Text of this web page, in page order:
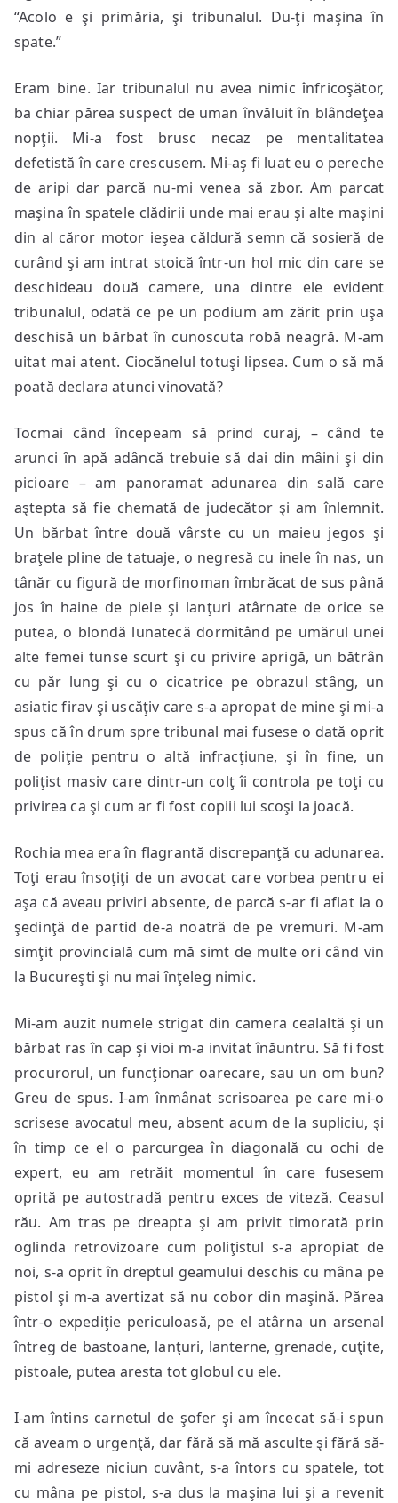
“Acolo e şi primăria, şi tribunalul. Du-ţi maşina în
spate.”
Eram bine. Iar tribunalul nu avea nimic înfricoşător,
ba chiar părea suspect de uman învăluit în blândeţea
nopţii. Mi-a fost brusc necaz pe mentalitatea
defetistă în care crescusem. Mi-aş fi luat eu o pereche
de aripi dar parcă nu-mi venea să zbor. Am parcat
maşina în spatele clădirii unde mai erau şi alte maşini
din al căror motor ieşea căldură semn că sosieră de
curând şi am intrat stoică într-un hol mic din care se
deschideau două camere, una dintre ele evident
tribunalul, odată ce pe un podium am zărit prin uşa
deschisă un bărbat în cunoscuta robă neagră. M-am
uitat mai atent. Ciocănelul totuşi lipsea. Cum o să mă
poată declara atunci vinovată?
Tocmai când începeam să prind curaj, – când te
arunci în apă adâncă trebuie să dai din mâini şi din
picioare – am panoramat adunarea din sală care
aştepta să fie chemată de judecător şi am înlemnit.
Un bărbat între două vârste cu un maieu jegos şi
braţele pline de tatuaje, o negresă cu inele în nas, un
tânăr cu figură de morfinoman îmbrăcat de sus până
jos în haine de piele şi lanţuri atârnate de orice se
putea, o blondă lunatecă dormitând pe umărul unei
alte femei tunse scurt şi cu privire aprigă, un bătrân
cu păr lung şi cu o cicatrice pe obrazul stâng, un
asiatic firav şi uscăţiv care s-a apropat de mine şi mi-a
spus că în drum spre tribunal mai fusese o dată oprit
de poliţie pentru o altă infracţiune, şi în fine, un
poliţist masiv care dintr-un colţ îi controla pe toţi cu
privirea ca şi cum ar fi fost copiii lui scoşi la joacă.
Rochia mea era în flagrantă discrepanţă cu adunarea.
Toţi erau însoţiţi de un avocat care vorbea pentru ei
aşa că aveau priviri absente, de parcă s-ar fi aflat la o
şedinţă de partid de-a noatră de pe vremuri. M-am
simţit provincială cum mă simt de multe ori când vin
la Bucureşti şi nu mai înţeleg nimic.
Mi-am auzit numele strigat din camera cealaltă şi un
bărbat ras în cap şi vioi m-a invitat înăuntru. Să fi fost
procurorul, un funcţionar oarecare, sau un om bun?
Greu de spus. I-am înmânat scrisoarea pe care mi-o
scrisese avocatul meu, absent acum de la supliciu, şi
în timp ce el o parcurgea în diagonală cu ochi de
expert, eu am retrăit momentul în care fusesem
oprită pe autostradă pentru exces de viteză. Ceasul
rău. Am tras pe dreapta şi am privit timorată prin
oglinda retrovizoare cum poliţistul s-a apropiat de
noi, s-a oprit în dreptul geamului deschis cu mâna pe
pistol şi m-a avertizat să nu cobor din maşină. Părea
într-o expediţie periculoasă, pe el atârna un arsenal
întreg de bastoane, lanţuri, lanterne, grenade, cuţite,
pistoale, putea aresta tot globul cu ele.
I-am întins carnetul de şofer şi am încecat să-i spun
că aveam o urgenţă, dar fără să mă asculte şi fără să-
mi adreseze niciun cuvânt, s-a întors cu spatele, tot
cu mâna pe pistol, s-a dus la maşina lui şi a revenit